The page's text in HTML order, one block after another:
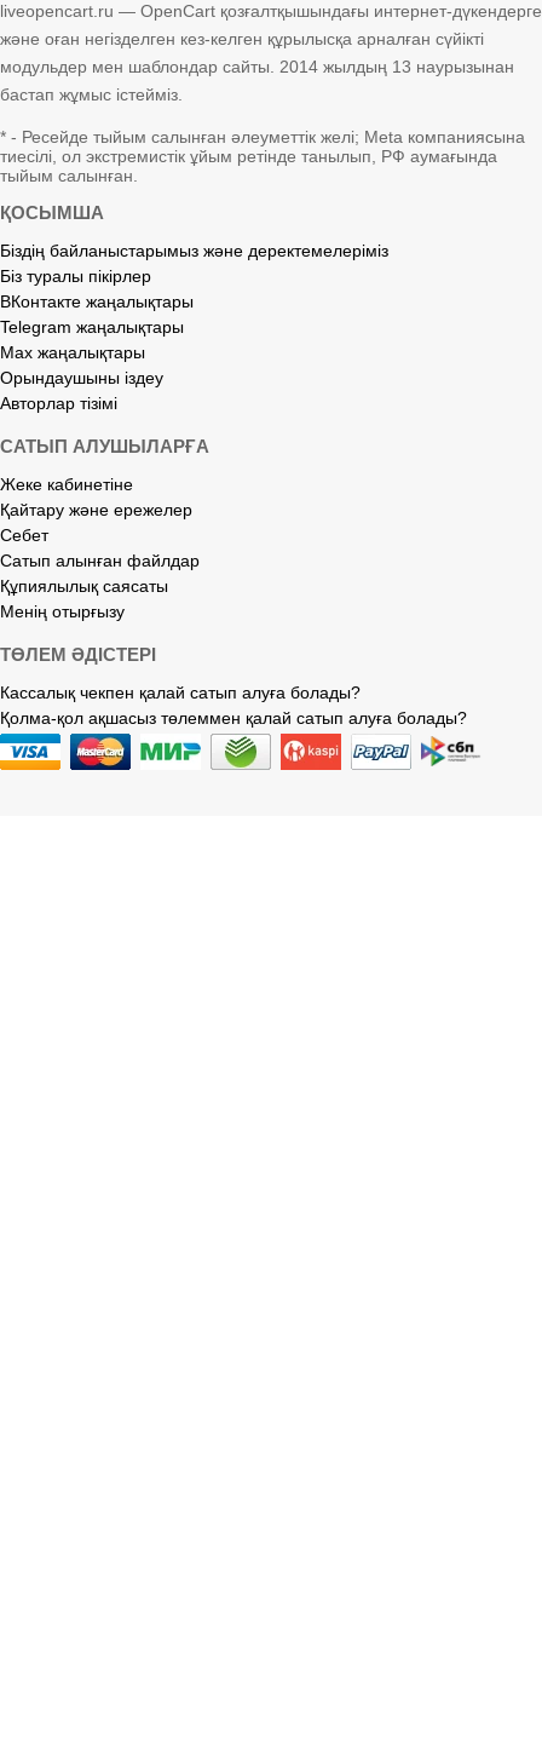
liveopencart.ru — OpenCart қозғалтқышындағы интернет-дүкендерге
және оған негізделген кез-келген құрылысқа арналған сүйікті
модульдер мен шаблондар сайты. 2014 жылдың 13 наурызынан
бастап жұмыс істейміз.
* - Ресейде тыйым салынған әлеуметтік желі; Meta компаниясына
тиесілі, ол экстремистік ұйым ретінде танылып, РФ аумағында
тыйым салынған.
ҚОСЫМША
Біздің байланыстарымыз және деректемелеріміз
Біз туралы пікірлер
ВКонтакте жаңалықтары
Telegram жаңалықтары
Max жаңалықтары
Орындаушыны іздеу
Авторлар тізімі
САТЫП АЛУШЫЛАРҒА
Жеке кабинетіне
Қайтару және ережелер
Себет
Сатып алынған файлдар
Құпиялылық саясаты
Менің отырғызу
ТӨЛЕМ ӘДІСТЕРІ
Кассалық чекпен қалай сатып алуға болады?
Қолма-қол ақшасыз төлеммен қалай сатып алуға болады?